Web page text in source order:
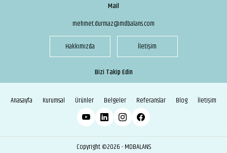
Mail
mehmet.durmaz@mdbalans.com
Hakkımızda İletişim
Bizi Takip Edin
Anasayfa Kurumsal Ürünler Belgeler Referanslar Blog İletişim
Copyright ©2026 - MDBALANS